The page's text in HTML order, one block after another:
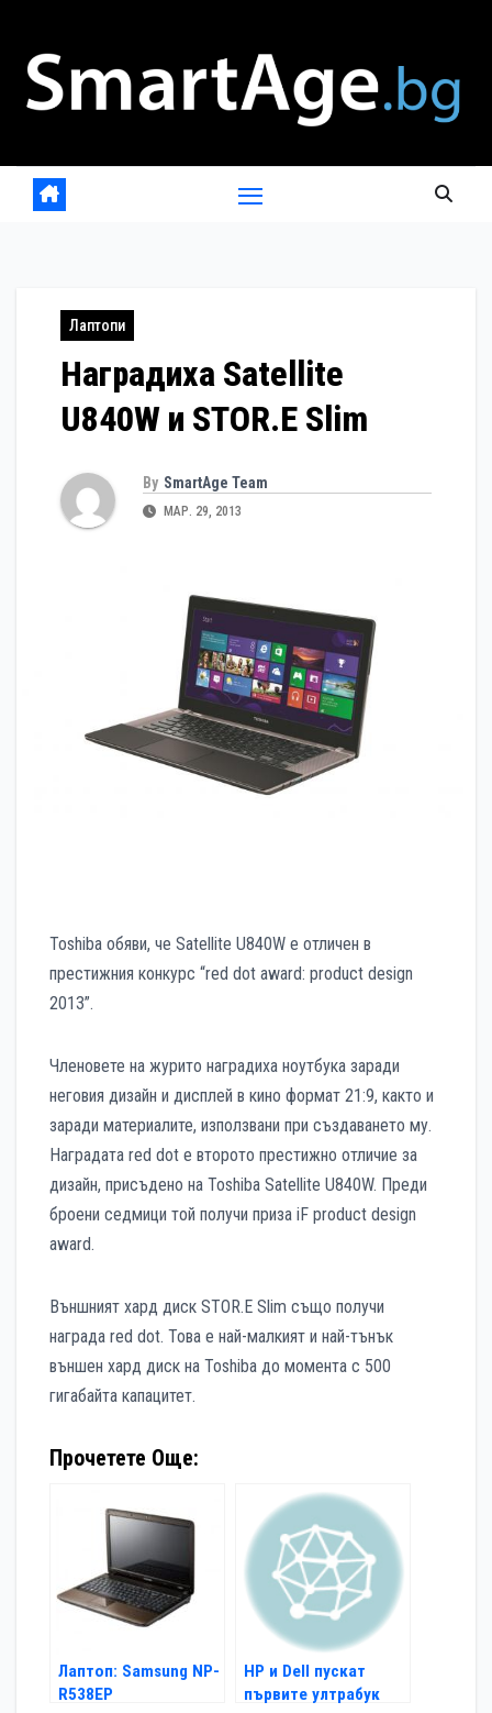
content
Лаптопи
Наградиха Satellite
U840W и STOR.E Slim
By SmartAge Team
МАР. 29, 2013
Toshiba обяви, че Satellite U840W е отличен в
престижния конкурс “red dot award: product design
2013”.
Членовете на журито наградиха ноутбука заради
неговия дизайн и дисплей в кино формат 21:9, както и
заради материалите, използвани при създаването му.
Наградата red dot е второто престижно отличие за
дизайн, присъдено на Toshiba Satellite U840W. Преди
броени седмици той получи приза iF product design
award.
Външният хард диск STOR.E Slim също получи
награда red dot. Това е най-малкият и най-тънък
външен хард диск на Toshiba до момента с 500
гигабайта капацитет.
Прочетете Още:
Лаптоп: Samsung NP-
R538EP
HP и Dell пускат
първите ултрабук